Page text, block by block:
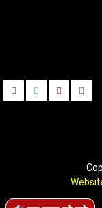
Facebook
TwitterYoutube